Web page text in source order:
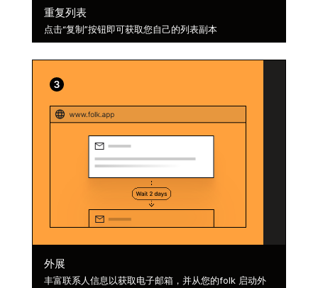
重复列表
点击“复制”按钮即可获取您自己的列表副本
外展
丰富联系人信息以获取电子邮箱，并从您的folk 启动外